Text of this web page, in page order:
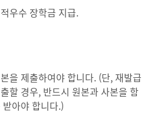
우수 장학금 지급.
을 제출하여야 합니다. (단, 재발급
할 경우, 반드시 원본과 사본을 함
아야 합니다.)